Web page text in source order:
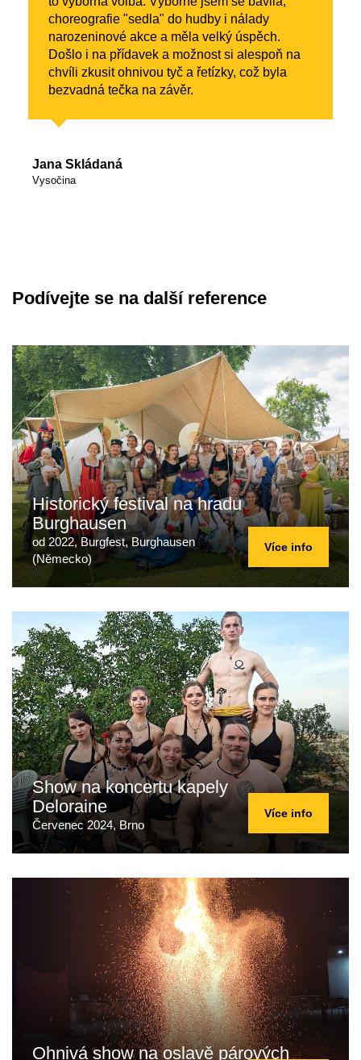
choreografie "sedla" do hudby i nálady
narozeninové akce a měla velký úspěch.
Došlo i na přídavek a možnost si alespoň na
chvíli zkusit ohnivou tyč a řetízky, což byla
bezvadná tečka na závěr.
Jana Skládaná
Vysočina
Podívejte se na další reference
Historický festival na hradu
Burghausen
od 2022, Burgfest, Burghausen
(Německo)
Více info
Show na koncertu kapely
Deloraine
Červenec 2024, Brno
Více info
Ohnivá show na oslavě párových